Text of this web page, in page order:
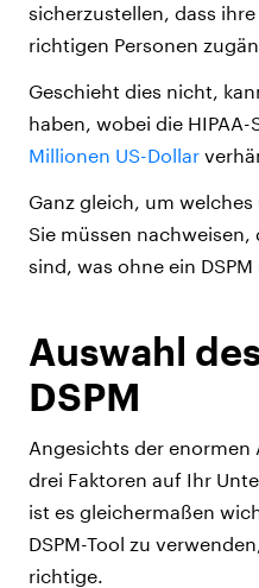
sicherzustellen, dass
richtigen Personen
Geschieht dies nicht,
haben, wobei die HIPAA-
Millionen US-Dollar
Ganz gleich, um
Sie müssen
sind, was ohne ein
Auswahl
DSPM
Angesichts der enormen
drei Faktoren auf Ihr
ist es gleichermaßen
DSPM-Tool zu
richtige.